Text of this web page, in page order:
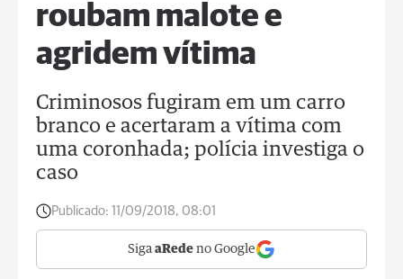
roubam malote e
agridem vítima
Criminosos fugiram em um carro
branco e acertaram a vítima com
uma coronhada; polícia investiga o
caso
Publicado: 11/09/2018, 08:01
Siga aRede no Google